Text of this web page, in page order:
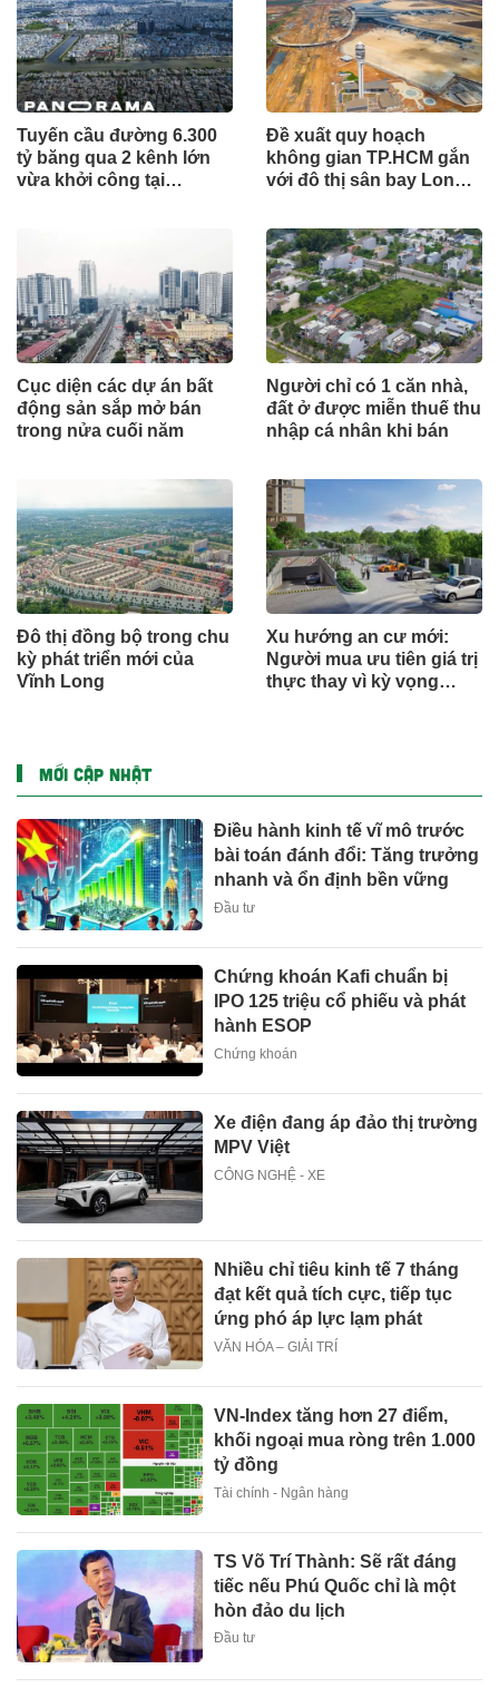
Tuyến cầu đường 6.300
tỷ băng qua 2 kênh lớn
vừa khởi công tại
Đề xuất quy hoạch
không gian TP.HCM gắn
với đô thị sân bay Long
Cục diện các dự án bất
động sản sắp mở bán
trong nửa cuối năm
Người chỉ có 1 căn nhà,
đất ở được miễn thuế thu
nhập cá nhân khi bán
Đô thị đồng bộ trong chu
kỳ phát triển mới của
Vĩnh Long
Xu hướng an cư mới:
Người mua ưu tiên giá trị
thực thay vì kỳ vọng
MỚI CẬP NHẬT
Điều hành kinh tế vĩ mô trước
bài toán đánh đổi: Tăng trưởng
nhanh và ổn định bền vững
Đầu tư
Chứng khoán Kafi chuẩn bị
IPO 125 triệu cổ phiếu và phát
hành ESOP
Chứng khoán
Xe điện đang áp đảo thị trường
MPV Việt
CÔNG NGHỆ - XE
Nhiều chỉ tiêu kinh tế 7 tháng
đạt kết quả tích cực, tiếp tục
ứng phó áp lực lạm phát
VĂN HÓA – GIẢI TRÍ
VN-Index tăng hơn 27 điểm,
khối ngoại mua ròng trên 1.000
tỷ đồng
Tài chính - Ngân hàng
TS Võ Trí Thành: Sẽ rất đáng
tiếc nếu Phú Quốc chỉ là một
hòn đảo du lịch
Đầu tư